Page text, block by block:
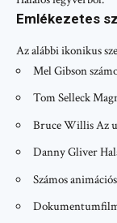
Emlékezetes
Az alábbi ikonikus
Mel Gibson
Tom Selleck
Bruce Willis Az
Danny Gliver
Számos